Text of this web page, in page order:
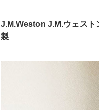
J.M.Weston J.M.ウェス
製